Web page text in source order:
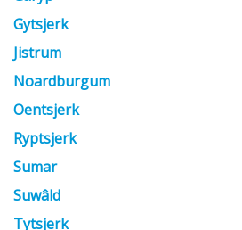
Gytsjerk
Jistrum
Noardburgum
Oentsjerk
Ryptsjerk
Sumar
Suwâld
Tytsjerk